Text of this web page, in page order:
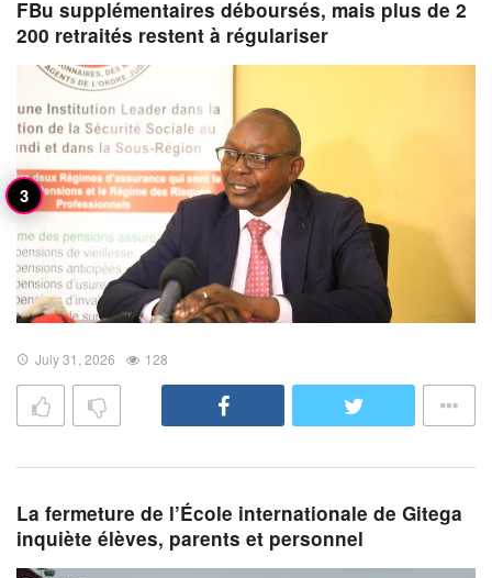
FBu supplémentaires déboursés, mais plus de 2
200 retraités restent à régulariser
July 31, 2026 128
La fermeture de l’École internationale de Gitega
inquiète élèves, parents et personnel